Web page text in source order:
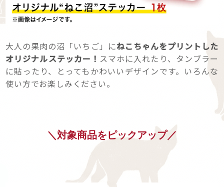
大人の果肉の沼「いちご」にねこちゃんをプリントした
オリジナルステッカー！ スマホに入れたり、タンブラー
に貼ったり、とってもかわいいデザインです。いろんな
使い方でお楽しみください。
＼対象商品をピックアップ／